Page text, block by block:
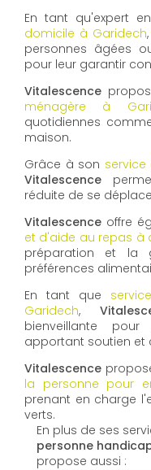
En tant qu'expert en
domicile à Garidech,
personnes âgées
pour leur garantir
Vitalescence
ménagère à
quotidiennes
maison.
Grâce à son
Vitalescence
réduite de se
Vitalescence offre
et d'aide au repas à
préparation et la
préférences
En tant que
Garidech,
bienveillante
apportant soutien et
Vitalescence
la personne pour
prenant en charge
verts.
En plus de ses
personne
propose aussi :